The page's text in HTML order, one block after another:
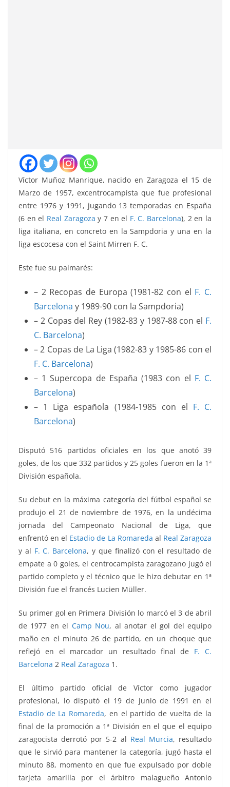
Víctor Muñoz Manrique, nacido en Zaragoza el 15 de
Marzo de 1957, excentrocampista que fue profesional
entre 1976 y 1991, jugando 13 temporadas en España
(6 en el Real Zaragoza y 7 en el F. C. Barcelona), 2 en la
liga italiana, en concreto en la Sampdoria y una en la
liga escocesa con el Saint Mirren F. C.
Este fue su palmarés:
– 2 Recopas de Europa (1981-82 con el F. C.
Barcelona y 1989-90 con la Sampdoria)
– 2 Copas del Rey (1982-83 y 1987-88 con el F.
C. Barcelona)
– 2 Copas de La Liga (1982-83 y 1985-86 con el
F. C. Barcelona)
– 1 Supercopa de España (1983 con el F. C.
Barcelona)
– 1 Liga española (1984-1985 con el F. C.
Barcelona)
Disputó 516 partidos oficiales en los que anotó 39
goles, de los que 332 partidos y 25 goles fueron en la 1ª
División española.
Su debut en la máxima categoría del fútbol español se
produjo el 21 de noviembre de 1976, en la undécima
jornada del Campeonato Nacional de Liga, que
enfrentóen el Estadio de La Romareda al Real Zaragoza
y al F. C. Barcelona, y que finalizó con el resultado de
empate a 0 goles, el centrocampista zaragozano jugó el
partido completo y el técnico que le hizo debutar en 1ª
División fue el francés Lucien Müller.
Su primer gol en Primera División lo marcó el 3 de abril
de 1977 en el Camp Nou, al anotar el gol del equipo
maño en el minuto 26 de partido, en un choque que
reflejó en el marcador un resultado final de F. C.
Barcelona 2 Real Zaragoza 1.
El último partido oficial de Víctor como jugador
profesional, lo disputó el 19 de junio de 1991 en el
Estadio de La Romareda, en el partido de vuelta de la
final de la promoción a 1ª División en el que el equipo
zaragocista derrotó por 5-2 al Real Murcia, resultado
que le sirvió para mantener la categoría, jugó hasta el
minuto 88, momento en que fue expulsado por doble
tarjeta amarilla por el árbitro malagueño Antonio